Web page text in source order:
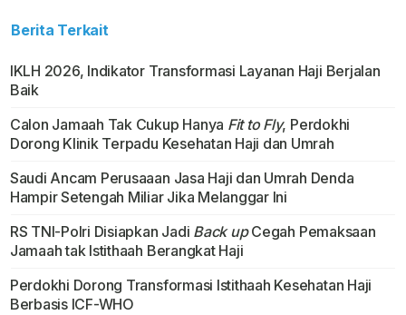
Berita Terkait
IKLH 2026, Indikator Transformasi Layanan Haji Berjalan
Baik
Calon Jamaah Tak Cukup Hanya Fit to Fly, Perdokhi
Dorong Klinik Terpadu Kesehatan Haji dan Umrah
Saudi Ancam Perusaaan Jasa Haji dan Umrah Denda
Hampir Setengah Miliar Jika Melanggar Ini
RS TNI-Polri Disiapkan Jadi Back upCegah Pemaksaan
Jamaah tak Istithaah Berangkat Haji
Perdokhi Dorong Transformasi Istithaah Kesehatan Haji
Berbasis ICF-WHO